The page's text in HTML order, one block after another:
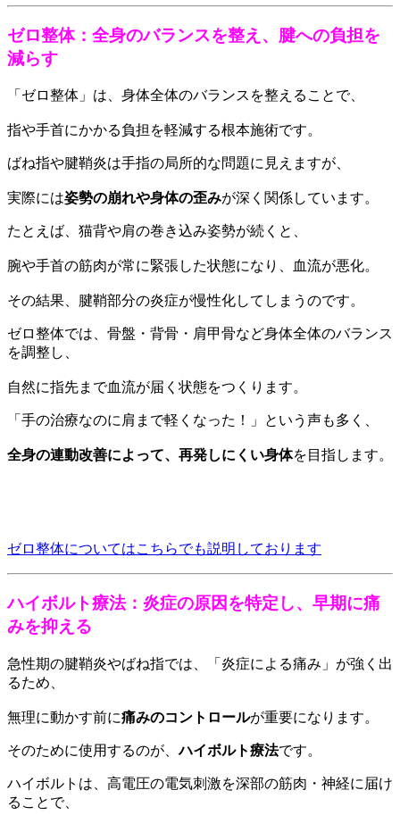
ゼロ整体：全身のバランスを整え、腱への負担を
減らす
「ゼロ整体」は、身体全体のバランスを整えることで、
指や手首にかかる負担を軽減する根本施術です。
ばね指や腱鞘炎は手指の局所的な問題に見えますが、
実際には姿勢の崩れや身体の歪みが深く関係しています。
たとえば、猫背や肩の巻き込み姿勢が続くと、
腕や手首の筋肉が常に緊張した状態になり、血流が悪化。
その結果、腱鞘部分の炎症が慢性化してしまうのです。
ゼロ整体では、骨盤・背骨・肩甲骨など身体全体のバランス
を調整し、
自然に指先まで血流が届く状態をつくります。
「手の治療なのに肩まで軽くなった！」という声も多く、
全身の連動改善によって、再発しにくい身体を目指します。
ゼロ整体についてはこちらでも説明しております
ハイボルト療法：炎症の原因を特定し、早期に痛
みを抑える
急性期の腱鞘炎やばね指では、「炎症による痛み」が強く出
るため、
無理に動かす前に痛みのコントロールが重要になります。
そのために使用するのが、ハイボルト療法です。
ハイボルトは、高電圧の電気刺激を深部の筋肉・神経に届け
ることで、